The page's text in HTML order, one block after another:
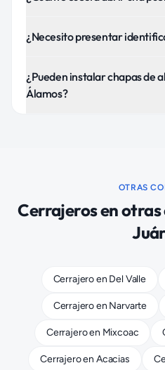
¿Necesito presentar
¿Pueden instalar chapas de
Álamos?
OTRAS
Cerrajerosen otras
Cerrajeroen Del Valle
Cerrajeroen Narvarte
Cerrajeroen Mixcoac
Cerrajeroen Acacias